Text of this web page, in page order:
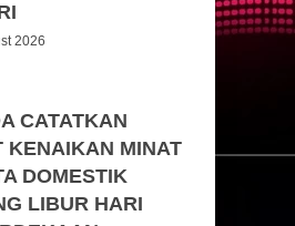
2026
CATATKAN
KENAIKAN MINAT
DOMESTIK
LIBUR HARI